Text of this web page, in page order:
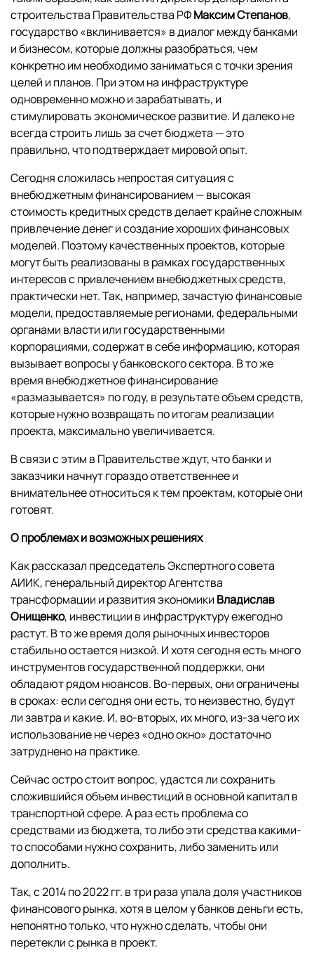
строительства Правительства РФМаксим Степанов,
государство «вклинивается» в диалог между банками
и бизнесом, которые должны разобраться, чем
конкретно им необходимо заниматься с точки зрения
целей и планов. При этом на инфраструктуре
одновременно можно и зарабатывать, и
стимулировать экономическое развитие. И далеко не
всегда строить лишь за счет бюджета — это
правильно, что подтверждает мировой опыт.
Сегодня сложилась непростая ситуация с
внебюджетным финансированием — высокая
стоимость кредитных средств делает крайне сложным
привлечение денег и создание хороших финансовых
моделей. Поэтому качественных проектов, которые
могут быть реализованы в рамках государственных
интересов с привлечением внебюджетных средств,
практически нет. Так, например, зачастую финансовые
модели, предоставляемые регионами, федеральными
органами власти или государственными
корпорациями, содержат в себе информацию, которая
вызывает вопросы у банковского сектора. В то же
время внебюджетное финансирование
«размазывается» по году, в результате объем средств,
которые нужно возвращать по итогам реализации
проекта, максимально увеличивается.
В связи с этим в Правительстве ждут, что банки и
заказчики начнут гораздо ответственнее и
внимательнее относиться к тем проектам, которые они
готовят.
О проблемах и возможных решениях
Как рассказал председатель Экспертного совета
АИИК, генеральный директор Агентства
трансформации и развития экономики Владислав
Онищенко, инвестиции в инфраструктуру ежегодно
растут. В то же время доля рыночных инвесторов
стабильно остается низкой. И хотя сегодня есть много
инструментов государственной поддержки, они
обладают рядом нюансов. Во-первых, они ограничены
в сроках: если сегодня они есть, то неизвестно, будут
ли завтра и какие. И, во-вторых, их много, из-за чего их
использование не через «одно окно» достаточно
затруднено на практике.
Сейчас остро стоит вопрос, удастся ли сохранить
сложившийся объем инвестиций в основной капитал в
транспортной сфере. А раз есть проблема со
средствами из бюджета, то либо эти средства какими-
то способами нужно сохранить, либо заменить или
дополнить.
Так, с 2014 по 2022 гг. в три раза упала доля участников
финансового рынка, хотя в целом у банков деньги есть,
непонятно только, что нужно сделать, чтобы они
перетекли с рынка в проект.